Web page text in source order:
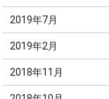
2019年7月
2019年2月
2018年11月